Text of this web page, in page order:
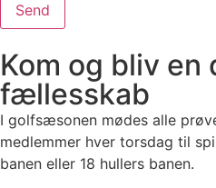
Send
Kom og bliv en
fællesskab
I golfsæsonen mødes alle
medlemmer hver torsdag til
banen eller 18 hullers banen.